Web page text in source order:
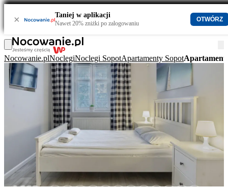
× Taniej w aplikacji
Nawet 20% zniżki po zalogowaniu
OTWÓRZ
Nocowanie.plNoclegiNoclegi SopotApartamenty Sopot